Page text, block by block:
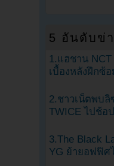
5 อันดับข่
1.แฮชาน
เบื้องหลังฝึกซ้อ
2.ชาวเน็ตพบลิ
TWICE ไปช้อ
3.The Black
YG ย้ายอฟฟิศ